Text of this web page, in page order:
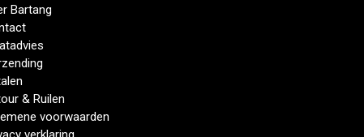
Bartang
& Ruilen
voorwaarden